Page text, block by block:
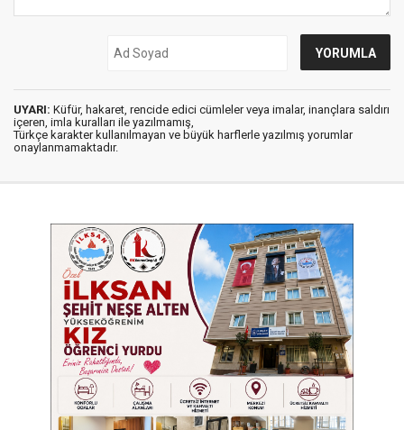
UYARI: Küfür, hakaret, rencide edici cümleler veya imalar, inançlara saldırı
içeren, imla kuralları ile yazılmamış,
Türkçe karakter kullanılmayan ve büyük harflerle yazılmış yorumlar
onaylanmamaktadır.